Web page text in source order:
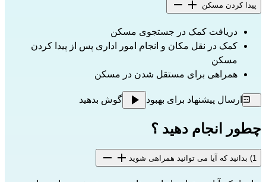
پیدا کردن مسکن
دریافت کمک در جستجوی مسکن
کمک در نقل مکان و انجام امور اداری پس از پیدا کردن
مسکن
همراهی برای مستقل شدن در مسکن
ارسال پیشنهاد برای بهبود گوش بدهید
چطور انجام دهید ؟
1) بدانید که آیا می توانید همراهی شوید